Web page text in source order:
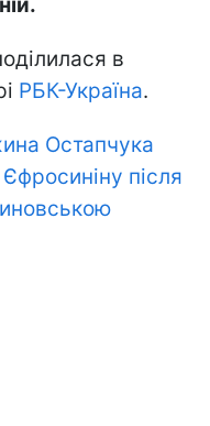
в
РБК-Україна.
Остапчука
після